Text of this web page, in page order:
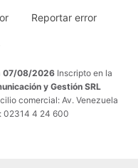
Reportar error
07/08/2026 Inscripto en la
y Gestión SRL
comercial: Av. Venezuela
02314 4 24 600